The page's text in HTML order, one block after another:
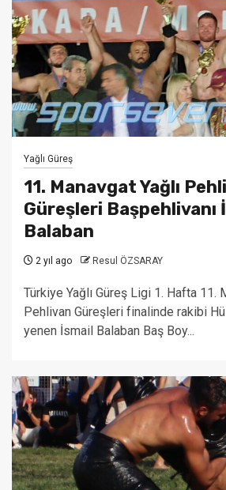
Yağlı Güreş
11. Manavgat Yağlı
Güreşleri Başpehlivanı
Balaban
2 yıl ago Resul ÖZSARAY
Türkiye Yağlı Güreş Ligi 1. Hafta 11.
Pehlivan Güreşleri finalinde rakibi
yenen İsmail Balaban Baş Boy...